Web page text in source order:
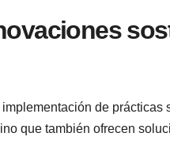
de
que también ofrecen